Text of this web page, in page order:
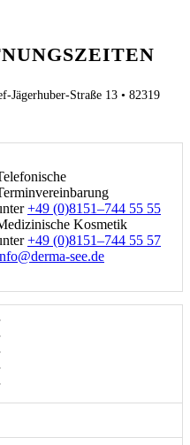
Jägerhuber-Straße 13 • 82319
+49 (0)8151–744 55 55
Kosmetik
+49 (0)8151–744 55 57
amred@ofni